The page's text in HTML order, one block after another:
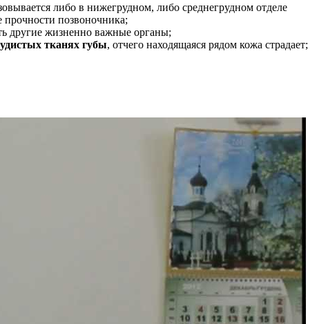
либо в нижегрудном, либо среднегрудном отделе
позвоночника;
другие жизненно важные органы;
тканях губы, отчего находящаяся рядом кожа страдает;